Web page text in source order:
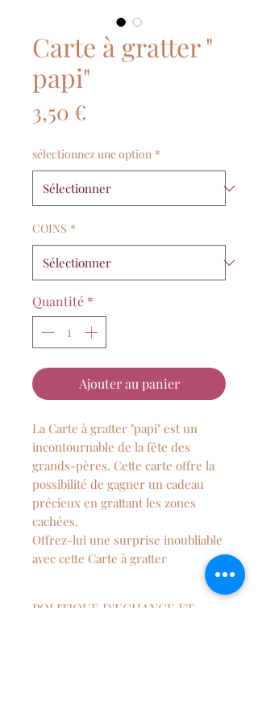
Carte à gratter "
papi"
3,50 €
sélectionnez une option *
COINS *
Quantité *
Ajouter au panier
La Carte à gratter "papi" est un
incontournable de la fête des
grands-pères. Cette carte offre la
possibilité de gagner un cadeau
précieux en grattant les zones
cachées.
Offrez-lui une surprise inoubliable
avec cette Carte à gratter
POLITIQUE D'ECHANGE ET